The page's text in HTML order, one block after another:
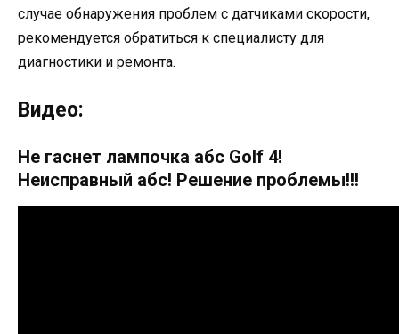
случае обнаружения проблем с датчиками скорости,
рекомендуется обратиться к специалисту для
диагностики и ремонта.
Видео:
Не гаснет лампочка абс Golf 4!
Неисправный абс! Решение проблемы!!!